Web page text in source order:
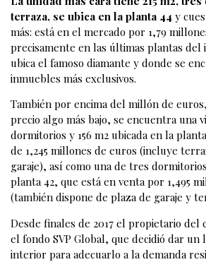
terraza, se ubica en la planta 44 y
más: está en el mercado por 1,79
precisamente en las últimas plantas del
ubica el famoso diamante y donde se
inmuebles más exclusivos.
También por encima del millón de
precio algo más bajo, se encuentra una
dormitorios y 156 m2 ubicada en la
de 1,245 millones de euros (incluye
garaje), así como una de tres
planta 42, que está en venta por 1,495
(también dispone de plaza de garaje y
Desde finales de 2017 el propietario del
el fondo SVP Global, que decidió dar un
interior para adecuarlo a la demanda